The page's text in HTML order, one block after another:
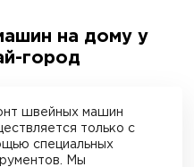
на дому у
город
швейных машин
только с
специальных
Мы